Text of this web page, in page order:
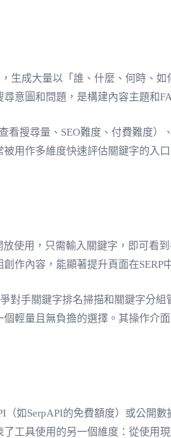
生成大量以「誰、什麼、何時、
意圖和問題，是構建內容主題和
搜尋量、SEO難度、付費難度
用作多維度快速評估關鍵字的入口
使用，只需輸入關鍵字，即可看
作內容，能顯著提升頁面在SERP
對手關鍵字排名掃描和關鍵字分
輕量且無負擔的選擇。其操作介
如SerpAPI的免費額度）或公開
工具使用的另一個維度：從使用